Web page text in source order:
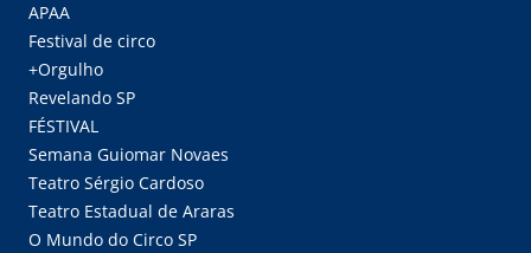
APAA
Festival de circo
+Orgulho
Revelando SP
FÉSTIVAL
Semana Guiomar Novaes
Teatro Sérgio Cardoso
Teatro Estadual de Araras
O Mundo do Circo SP